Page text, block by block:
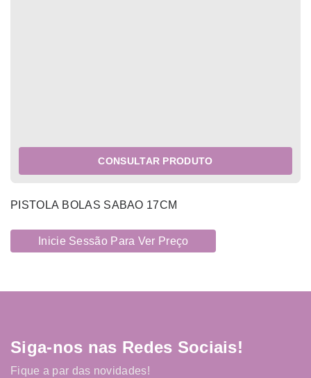
CONSULTAR PRODUTO
PISTOLA BOLAS SABAO 17CM
Inicie Sessão Para Ver Preço
Siga-nos nas Redes Sociais!
Fique a par das novidades!